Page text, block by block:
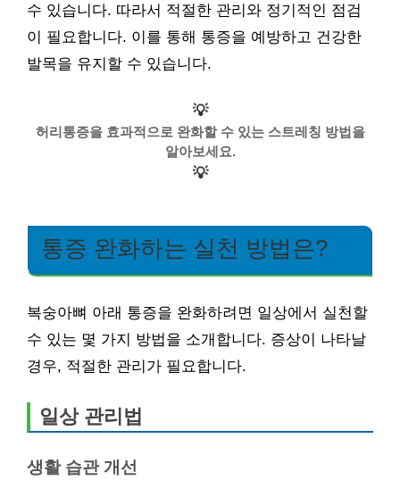
수 있습니다. 따라서 적절한 관리와 정기적인 점검
이 필요합니다. 이를 통해 통증을 예방하고 건강한
발목을 유지할 수 있습니다.
💡
허리통증을 효과적으로 완화할 수 있는 스트레칭 방법을
알아보세요.
💡
통증 완화하는 실천 방법은?
복숭아뼈 아래 통증을 완화하려면 일상에서 실천할
수 있는 몇 가지 방법을 소개합니다. 증상이 나타날
경우, 적절한 관리가 필요합니다.
일상 관리법
생활 습관 개선